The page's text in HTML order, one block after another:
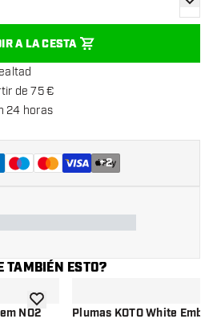
A LA CESTA
de 75 €
24 horas
+2
TAMBIÉN ESTO?
NO2
añadir a la lista de deseos
Plumas KOTO White